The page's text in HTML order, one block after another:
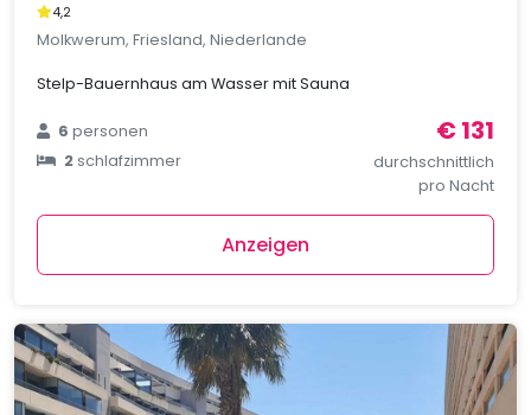
4,2
Molkwerum, Friesland, Niederlande
Stelp-Bauernhaus am Wasser mit Sauna
6personen
2schlafzimmer
€ 131
durchschnittlich
pro Nacht
Anzeigen